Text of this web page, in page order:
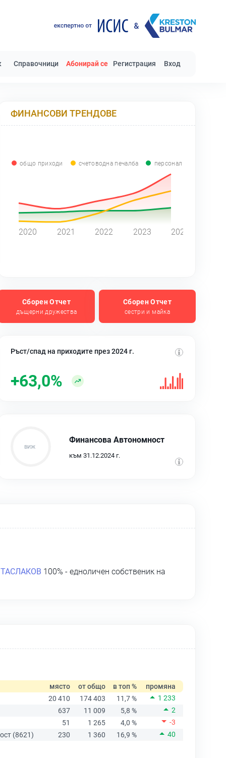
Справочници Абонирай се Регистрация Вход
ФИНАНСОВИ ТРЕНДОВЕ
общо приходи счетоводна печалба персонал
2020 2021 2022 2023 2024
Сборен Отчет
дъщерни дружества
Сборен Отчет
сестри и майка
Ръст/спад на приходите през 2024 г.
+63,0%
Финансова Автономност
към 31.12.2024 г.
100% - едноличен собственик на
място от общо в топ %
промяна
20 410
174 403 11,7 %
1 233
637
11 009 5,8 %
2
51
1 265 4,0 %
-3
(8621)
230 1 360 16,9 % 40